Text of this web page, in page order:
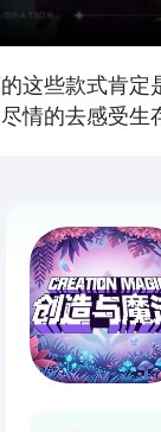
这些款式肯
的去感受生